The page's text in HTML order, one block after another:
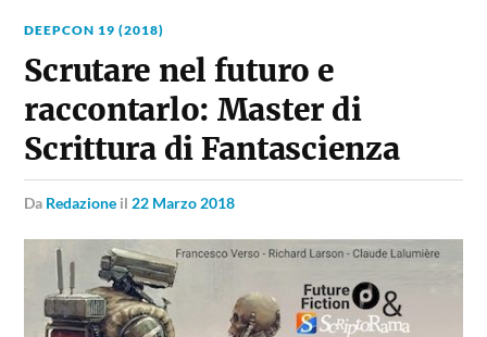
DEEPCON 19 (2018)
Scrutare nel futuro e
raccontarlo: Master di
Scrittura di Fantascienza
da Redazione il 22 Marzo 2018